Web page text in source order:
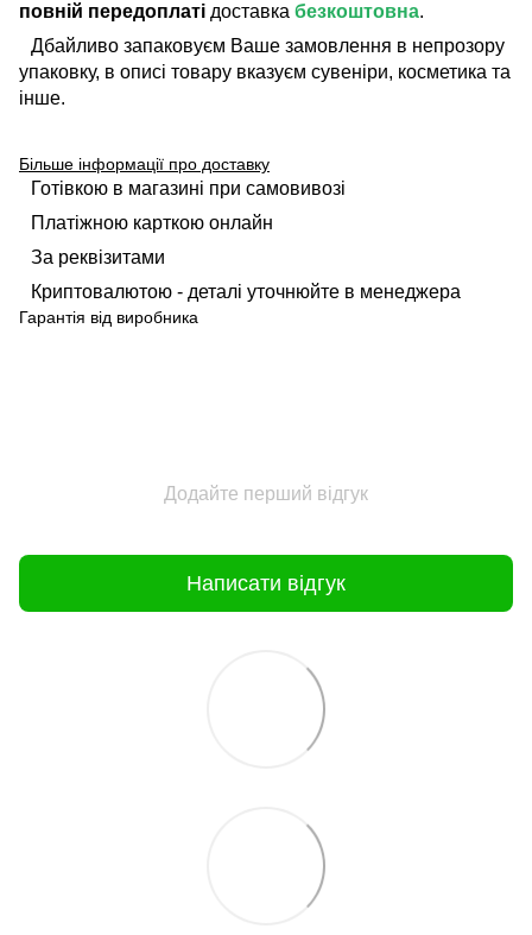
повній передоплаті доставка безкоштовна.
Дбайливо запаковуєм Ваше замовлення в непрозору
упаковку, в описі товару вказуєм сувеніри, косметика та
інше.
Більше інформації про доставку
Готівкою в магазині при самовивозі
Платіжною карткою онлайн
За реквізитами
Криптовалютою - деталі уточнюйте в менеджера
Гарантія від виробника
Додайте перший відгук
Написати відгук